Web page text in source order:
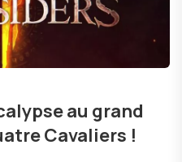
au grand
Cavaliers !